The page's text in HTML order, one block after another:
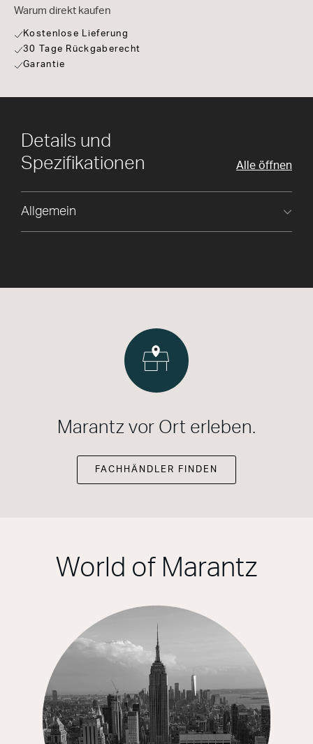
Warum direkt kaufen
Kostenlose Lieferung
30 Tage Rückgaberecht
Garantie
Details und
Spezifikationen
Alle öffnen
Allgemein
Marantz vor Ort erleben.
FACHHÄNDLER FINDEN
World of Marantz